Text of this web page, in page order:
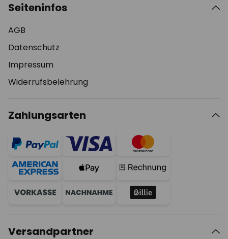
Seiteninfos
AGB
Datenschutz
Impressum
Widerrufsbelehrung
Zahlungsarten
Versandpartner